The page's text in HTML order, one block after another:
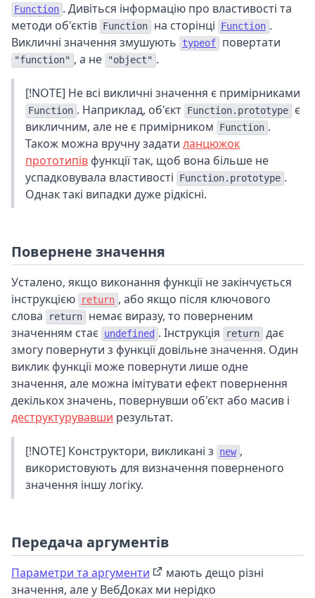
Function . Дивіться інформацію про властивості та
методи об'єктів Function на сторінці Function .
Викличні значення змушують
typeof повертати
"function" , а не "object" .
[!NOTE] Не всі викличні значення є примірниками
Function . Наприклад, об'єкт Function.prototype
є
викличним, але не є примірником
Function .
Також можна вручну задати ланцюжок
прототипівфункції так, щоб вона більше не
успадковувала властивості
Function.prototype .
Однак такі випадки дуже рідкісні.
Повернене значення
Усталено, якщо виконання функції не закінчується
інструкцією
return , або якщо після ключового
слова
return
немає виразу, то поверненим
значенням стає undefined . Інструкція return дає
змогу повернути з функції довільне значення. Один
виклик функції може повернути лише одне
значення, але можна імітувати ефект повернення
декількох значень, повернувши об'єкт або масив і
деструктурувавши результат.
[!NOTE] Конструктори, викликані з new ,
використовують для визначення поверненого
значення іншу логіку.
Передача аргументів
Параметри та аргументи
мають дещо різні
значення, але у ВебДоках ми нерідко